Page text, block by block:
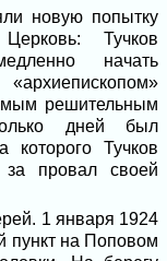
новую попытку
Тучков
начать
решительным
дней был
которого Тучков
за провал своей
1 января 1924
пункт на Поповом